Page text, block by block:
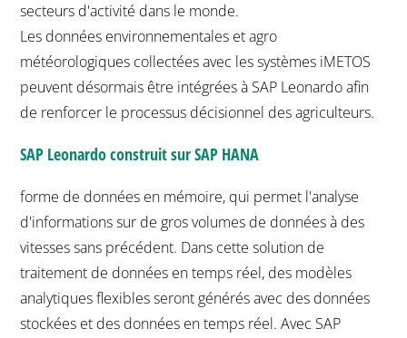
secteurs d'activité dans le monde.
Les données environnementales et agro
météorologiques collectées avec les systèmes iMETOS
peuvent désormais être intégrées à SAP Leonardo afin
de renforcer le processus décisionnel des agriculteurs.
SAP Leonardo construit sur SAP HANA
forme de données en mémoire, qui permet l'analyse
d'informations sur de gros volumes de données à des
vitesses sans précédent. Dans cette solution de
traitement de données en temps réel, des modèles
analytiques flexibles seront générés avec des données
stockées et des données en temps réel. Avec SAP